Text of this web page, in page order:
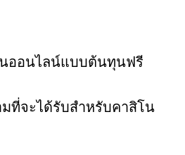
ออนไลน์แบบต้นทุนฟรี
ที่จะได้รับสำหรับคาสิโน